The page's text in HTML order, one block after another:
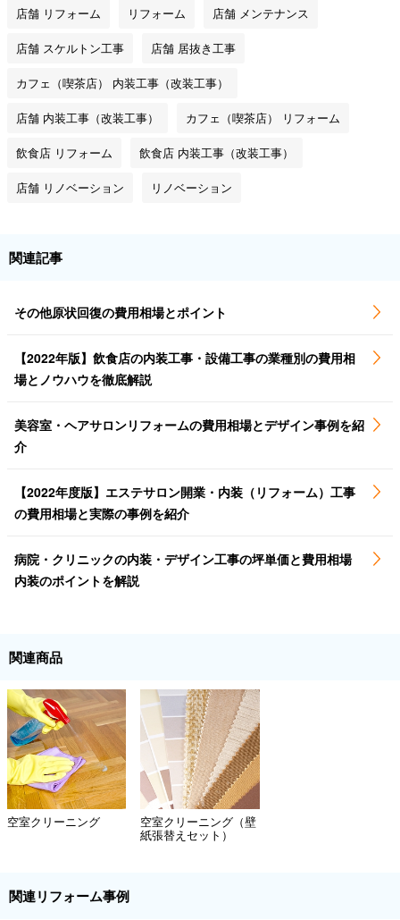
店舗 リフォーム リフォーム 店舗 メンテナンス
店舗 スケルトン工事 店舗 居抜き工事
カフェ（喫茶店） 内装工事（改装工事）
店舗 内装工事（改装工事） カフェ（喫茶店） リフォーム
飲食店 リフォーム 飲食店 内装工事（改装工事）
店舗 リノベーション リノベーション
関連記事
その他原状回復の費用相場とポイント
【2022年版】飲食店の内装工事・設備工事の業種別の費用相
場とノウハウを徹底解説
美容室・ヘアサロンリフォームの費用相場とデザイン事例を紹
介
【2022年度版】エステサロン開業・内装（リフォーム）工事
の費用相場と実際の事例を紹介
病院・クリニックの内装・デザイン工事の坪単価と費用相場
内装のポイントを解説
関連商品
空室クリーニング 空室クリーニング（壁
紙張替えセット）
関連リフォーム事例